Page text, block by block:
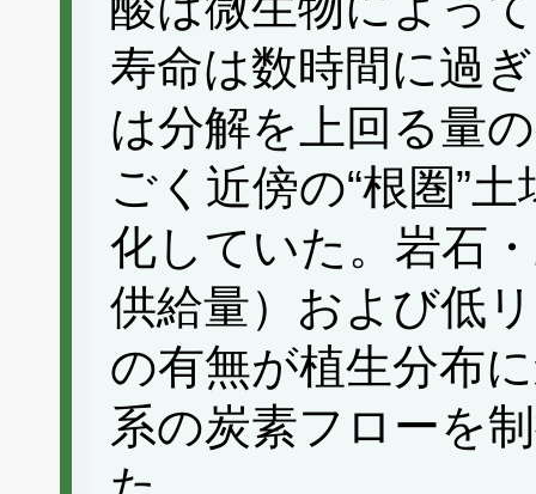
寿命は数時間に過
は分解を上回る量
ごく近傍の“根圏”
化していた。岩石
供給量）および低
の有無が植生分布
系の炭素フローを